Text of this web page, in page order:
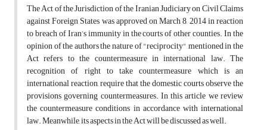
The Act of the Jurisdiction of the Iranian Judiciary on Civil Claims
against Foreign States was approved on March 8, 2014 in reaction
to breach of Iran’s immunity in the courts of other counties. In the
opinion of the authors the nature of "reciprocity" mentioned in the
Act refers to the countermeasure in international law. The
recognition of right to take countermeasure which is an
international reaction, require that the domestic courts observe the
provisions governing countermeasures. In this article we review
the countermeasure conditions in accordance with international
law. Meanwhile, its aspects in the Act will be discussed as well.